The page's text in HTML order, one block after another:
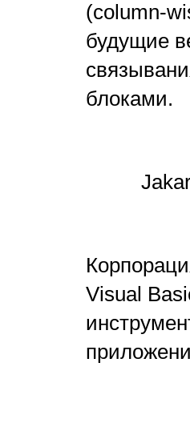
(column-
будущие
блоками.
Visual